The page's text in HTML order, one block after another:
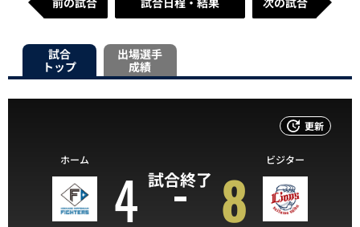
試合
トップ
出場選手
成績
更新
試合終了
ホーム
4 8
ビジター